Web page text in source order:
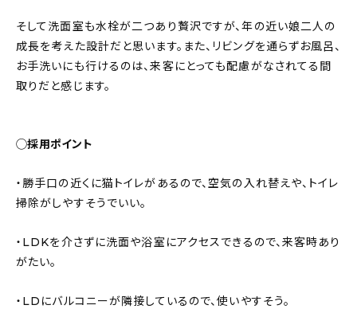
そして洗面室も水栓が二つあり贅沢ですが、年の近い娘二人の
成長を考えた設計だと思います。また、リビングを通らずお風呂、
お手洗いにも行けるのは、来客にとっても配慮がなされてる間
取りだと感じます。
◯採用ポイント
・勝手口の近くに猫トイレがあるので、空気の入れ替えや、トイレ
掃除がしやすそうでいい。
・LDKを介さずに洗面や浴室にアクセスできるので、来客時あり
がたい。
・LDにバルコニーが隣接しているので、使いやすそう。